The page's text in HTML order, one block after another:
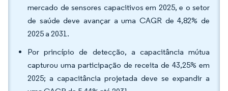
mercado de sensores capacitivos em 2025, e o setor
de saúde deve avançar a uma CAGR de 4,82% de
2025 a 2031.
Por princípio de detecção, a capacitância mútua
capturou uma participação de receita de 43,25% em
2025; a capacitância projetada deve se expandir a